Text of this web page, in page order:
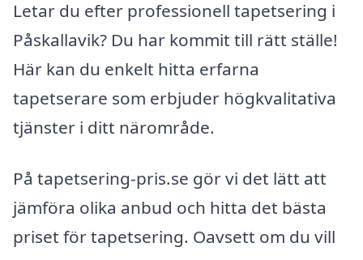
Letar du efter professionell tapetsering i
Påskallavik? Du har kommit till rätt ställe!
Här kan du enkelt hitta erfarna
tapetserare som erbjuder högkvalitativa
tjänster i ditt närområde.
På tapetsering-pris.se gör vi det lätt att
jämföra olika anbud och hitta det bästa
priset för tapetsering. Oavsett om du vill